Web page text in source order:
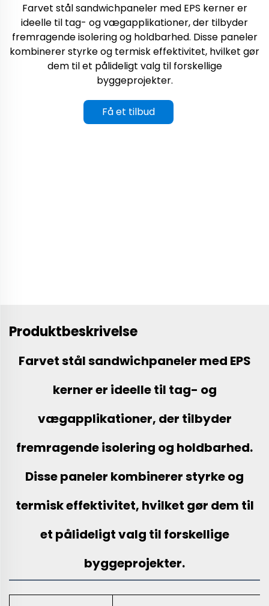
Farvet stål sandwichpaneler med EPS kerner er
ideelle til tag- og vægapplikationer, der tilbyder
fremragende isolering og holdbarhed. Disse paneler
kombinerer styrke og termisk effektivitet, hvilket gør
dem til et pålideligt valg til forskellige
byggeprojekter.
Få et tilbud
Produktbeskrivelse
Farvet stål sandwichpaneler med EPS
kerner er ideelle til tag- og
vægapplikationer, der tilbyder
fremragende isolering og holdbarhed.
Disse paneler kombinerer styrke og
termisk effektivitet, hvilket gør dem til
et pålideligt valg til forskellige
byggeprojekter.